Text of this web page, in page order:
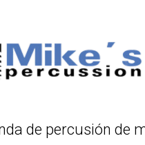
de percusión de